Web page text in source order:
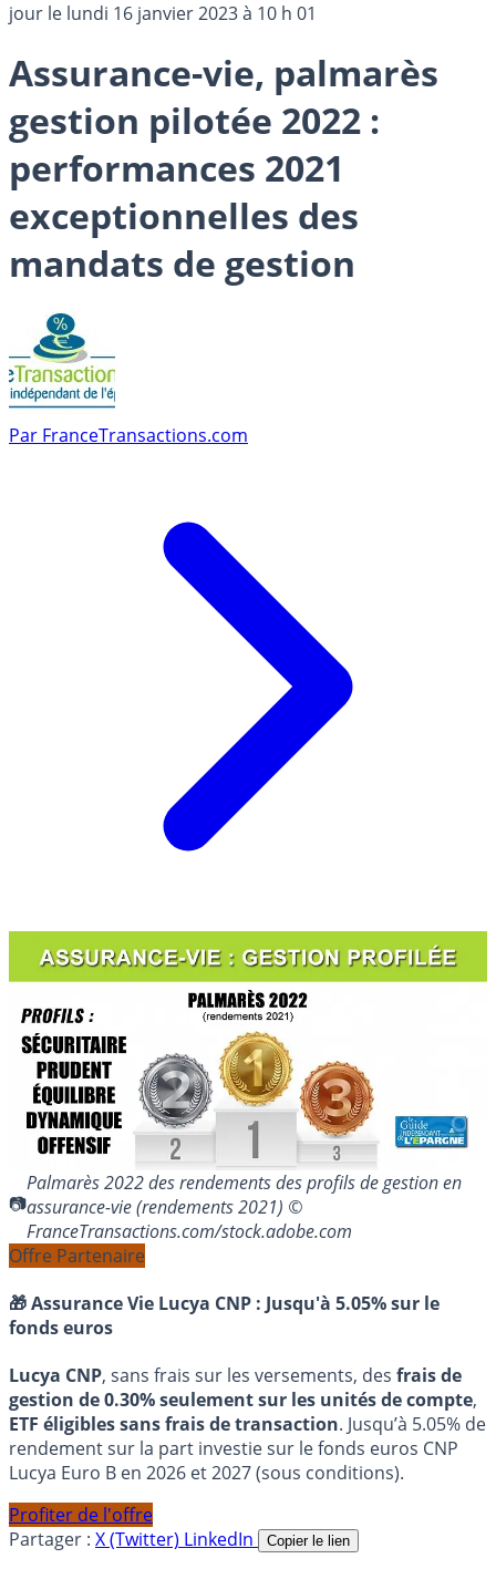
jour le lundi 16 janvier 2023 à 10 h 01
Assurance-vie, palmarès
gestion pilotée 2022 :
performances 2021
exceptionnelles des
mandats de gestion
Par FranceTransactions.com
Palmarès 2022 des rendements des profils de gestion en
assurance-vie (rendements 2021) ©
FranceTransactions.com/stock.adobe.com
Offre Partenaire
🎁 Assurance Vie Lucya CNP : Jusqu'à 5.05% sur le
fonds euros
Lucya CNP, sans frais sur les versements, des frais de
gestion de 0.30% seulement sur les unités de compte,
ETF éligibles sans frais de transaction. Jusqu’à 5.05% de
rendement sur la part investie sur le fonds euros CNP
Lucya Euro B en 2026 et 2027 (sous conditions).
Profiter de l'offre
Partager : X (Twitter) LinkedIn Copier le lien